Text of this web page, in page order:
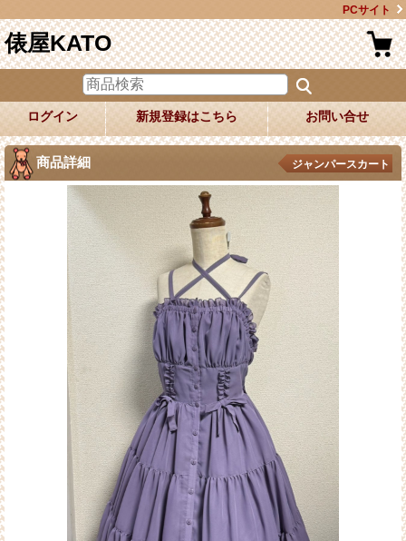
PCサイト
俵屋KATO
ログイン 新規登録はこちら お問い合せ
商品詳細 ジャンパースカート